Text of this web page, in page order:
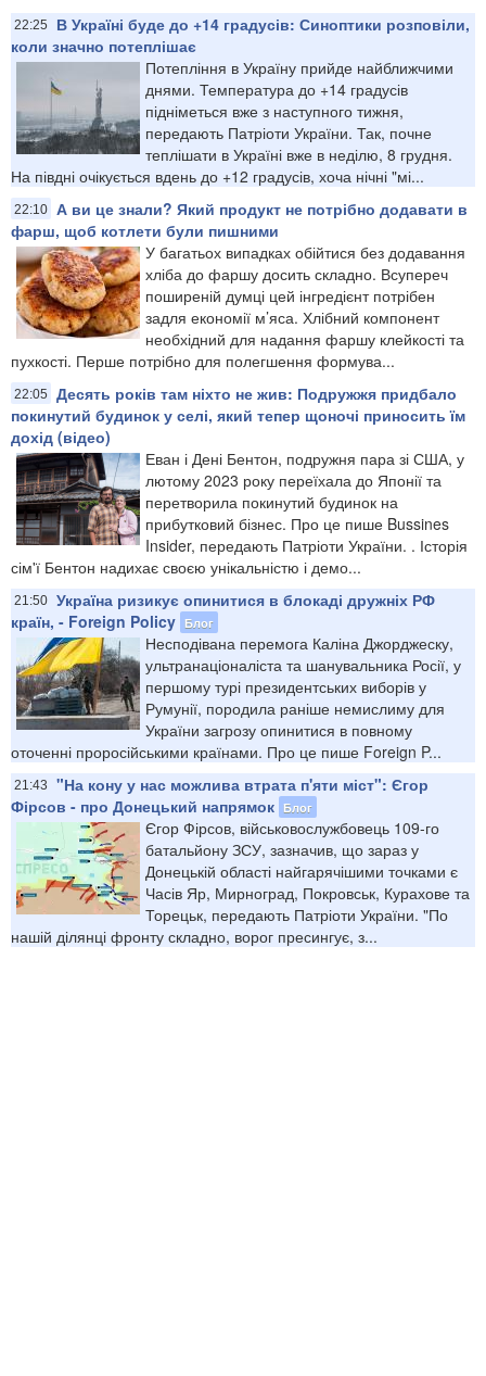
22:25
В Україні буде до +14 градусів: Синоптики розповіли,
коли значно потеплішає
Потепління в Україну прийде найближчими
днями. Температура до +14 градусів
підніметься вже з наступного тижня,
передають Патріоти України. Так, почне
теплішати в Україні вже в неділю, 8 грудня.
На півдні очікується вдень до +12 градусів, хоча нічні "мі...
22:10 А ви це знали? Який продукт не потрібно додавати в
фарш, щоб котлети були пишними
У багатьох випадках обійтися без додавання
хліба до фаршу досить складно. Всупереч
поширеній думці цей інгредієнт потрібен
задля економії м’яса. Хлібний компонент
необхідний для надання фаршу клейкості та
пухкості. Перше потрібно для полегшення формува...
22:05
Десять років там ніхто не жив: Подружжя придбало
покинутий будинок у селі, який тепер щоночі приносить їм
дохід (відео)
Еван і Дені Бентон, подружня пара зі США, у
лютому 2023 року переїхала до Японії та
перетворила покинутий будинок на
прибутковий бізнес. Про це пише Bussines
Insider, передають Патріоти України. . Історія
сім'ї Бентон надихає своєю унікальністю і демо...
21:50 Україна ризикує опинитися в блокаді дружніх РФ
країн, - Foreign Policy Блог
Несподівана перемога Каліна Джорджеску,
ультранаціоналіста та шанувальника Росії, у
першому турі президентських виборів у
Румунії, породила раніше немислиму для
України загрозу опинитися в повному
оточенні проросійськими країнами. Про це пише Foreign P...
21:43
"На кону у нас можлива втрата п'яти міст": Єгор
Фірсов - про Донецький напрямок Блог
Єгор Фірсов, військовослужбовець 109-го
батальйону ЗСУ, зазначив, що зараз у
Донецькій області найгарячішими точками є
Часів Яр, Мирноград, Покровськ, Курахове та
Торецьк, передають Патріоти України. "По
нашій ділянці фронту складно, ворог пресингує, з...